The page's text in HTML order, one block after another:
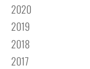
2020
2019
2018
2017